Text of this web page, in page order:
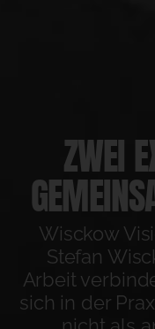
ZWEI
Wisckow
Stefan
Arbeit
sich in der